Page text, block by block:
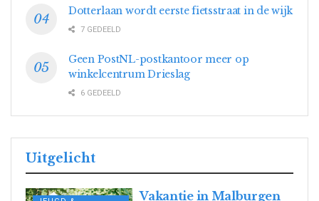
Dotterlaan wordt eerste fietsstraat in de wijk
7 GEDEELD
Geen PostNL-postkantoor meer op
winkelcentrum Drieslag
6 GEDEELD
Uitgelicht
Vakantie in Malburgen